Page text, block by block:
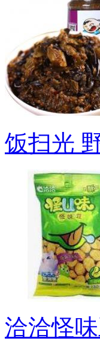
饭扫光
洽洽怪